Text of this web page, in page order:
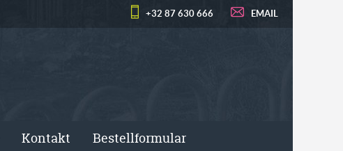
+32 87 630 666 EMAIL
Kontakt Bestellformular